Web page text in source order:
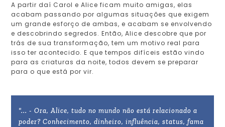
A partir daí Carol e Alice ficam muito amigas, elas
acabam passando por algumas situações que exigem
um grande esforço de ambas, e acabam se envolvendo
e descobrindo segredos. Então, Alice descobre que por
trás de sua transformação, tem um motivo real para
isso ter acontecido. E que tempos difíceis estão vindo
para as criaturas da noite, todos devem se preparar
para o que está por vir.
"... - Ora, Alice, tudo no mundo não está relacionado a
poder? Conhecimento, dinheiro, influência, status, fama